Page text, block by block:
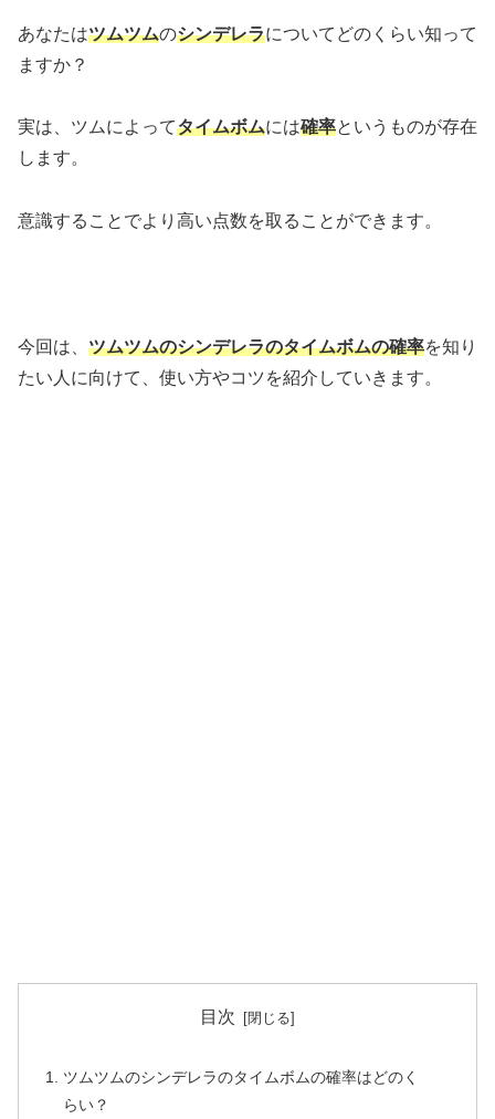
あなたはツムツムのシンデレラについてどのくらい知って
ますか？
実は、ツムによってタイムボムには確率というものが存在
します。
意識することでより高い点数を取ることができます。
今回は、 ツムツムのシンデレラのタイムボムの確率を知り
たい人に向けて、使い方やコツを紹介していきます。
目次
ツムツムのシンデレラのタイムボムの確率はどのく
らい？